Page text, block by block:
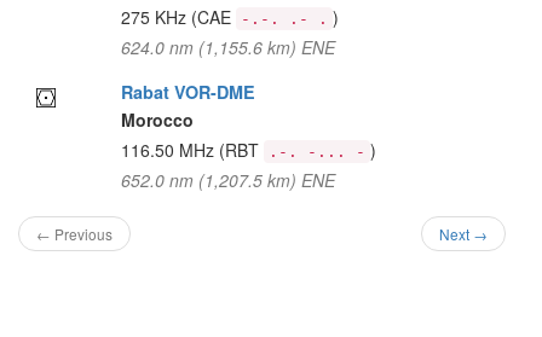
275 KHz (CAE -.-. .- . )
624.0 nm (1,155.6 km) ENE
Rabat VOR-DME
Morocco
116.50 MHz (RBT .-. -... - )
652.0 nm (1,207.5 km) ENE
← Previous Next →